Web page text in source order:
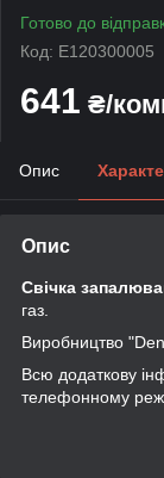
Готово до
Код: E120300005
641 ₴/
Опис
Опис
Свічка
газ.
Виробництво
Всю додаткову
телефонному